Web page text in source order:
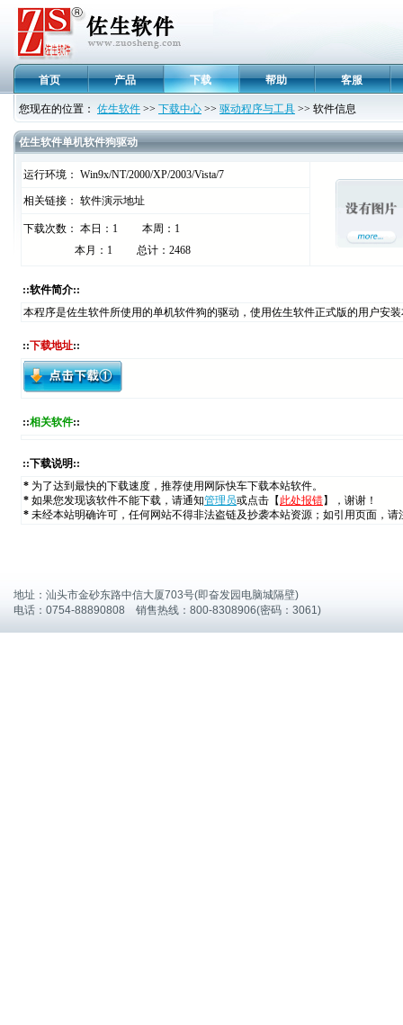
首页 产品 下载 帮助 客服
您现在的位置： 佐生软件 >> 下载中心 >> 驱动程序与工具 >> 软件信息
佐生软件单机软件狗驱动
运行环境： Win9x/NT/2000/XP/2003/Vista/7
相关链接： 软件演示地址
下载次数： 本日：1 本周：1
本月：1 总计：2468
::软件简介::
本程序是佐生软件所使用的单机软件狗的驱动，使用佐生软件正式版的用户安
::下载地址::
::相关软件::
::下载说明::
* 为了达到最快的下载速度，推荐使用网际快车下载本站软件。
* 如果您发现该软件不能下载，请通知管理员或点击【 此处报错】，谢谢！
* 未经本站明确许可，任何网站不得非法盗链及抄袭本站资源；如引用页面，
地址：汕头市金砂东路中信大厦703号(即奋发园电脑城隔壁)
电话：0754-88890808 销售热线：800-8308906(密码：3061)